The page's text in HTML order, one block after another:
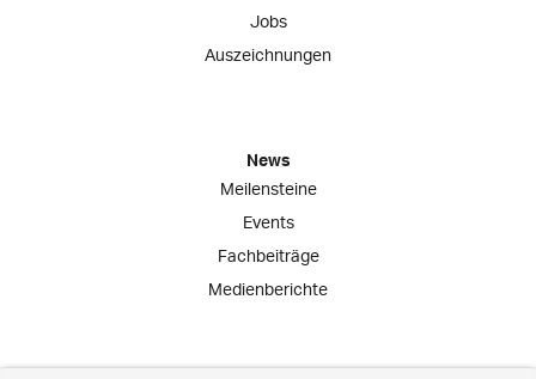
Jobs
Auszeichnungen
News
Meilensteine
Events
Fachbeiträge
Medienberichte